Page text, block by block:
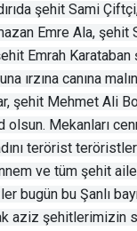
şehit Sami
Emre Ala, şehit
Emrah
ırzına canına
şehit Mehmet Ali
Mekanları
terörist
ve tüm şehit
bugün bu Şanlı
aziz şehitlerimizin